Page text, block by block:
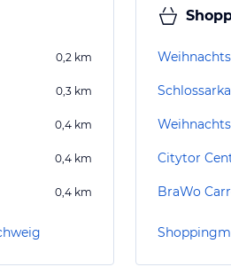
0,2 km
0,3 km
0,4 km
0,4 km
0,4 km
Citytor
BraWo